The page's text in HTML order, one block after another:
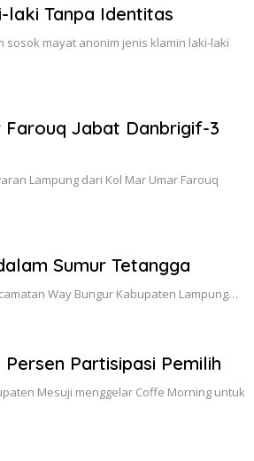
laki Tanpa Identitas
sosok mayat anonim jenis klamin laki-laki
Farouq Jabat Danbrigif-3
Lampung dari Kol Mar Umar Farouq
Sumur Tetangga
Way Bungur Kabupaten Lampung…
Partisipasi Pemilih
Mesuji menggelar Coffe Morning untuk